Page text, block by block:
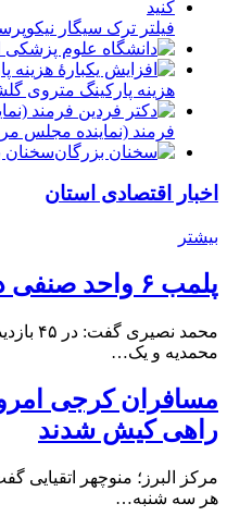
فیلتر ترک سیگار
هزینه پارکینگ متروی
فرمند (نماينده مجلس
سخنان
اخبار اقتصادی استان
بیشتر
پلمب ۶ واحد صنفی در شهرستان البرز
محمدیه و یک…
مسافران کرجی امروز
راهی کیش شدند
مرکز البرز؛ منوچهر
هر سه شنبه…